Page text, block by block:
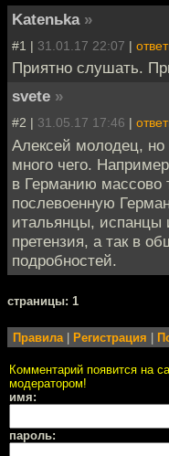
Katenьka »
#1 | 31.01.17 22:07 |
Приятно слушать.
svete »
#2 | 31.05.17 17:46 |
Алексей молодец, но
много чего.
в Германию массово
послевоенную
итальянцы, испанцы
претензия, а так в
подробностей.
cтраницы: 1
Правила | Регистрация |
Комментарий появится на
модератором!
имя:
пароль: